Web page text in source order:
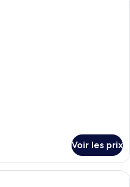
Voir les prix